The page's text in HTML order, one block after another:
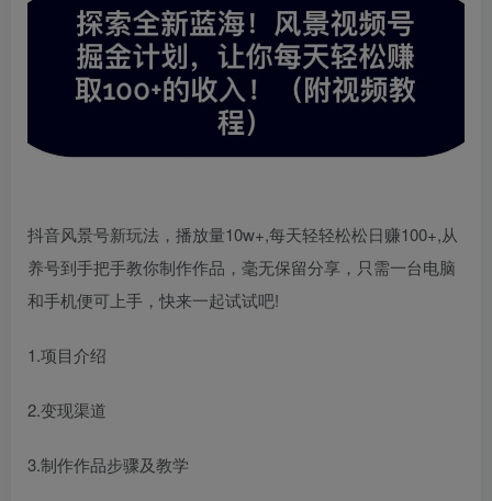
抖音风景号新玩法，播放量10w+,每天轻轻松松日赚100+,从
养号到手把手教你制作作品，毫无保留分享，只需一台电脑
和手机便可上手，快来一起试试吧!
1.项目介绍
2.变现渠道
3.制作作品步骤及教学